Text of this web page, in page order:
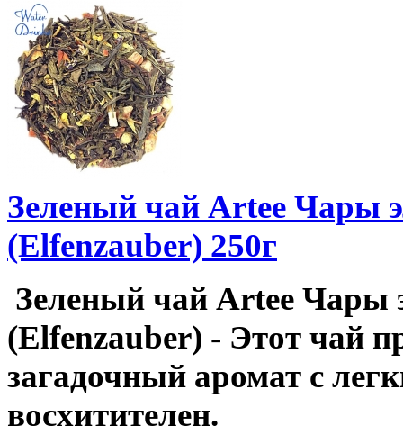
Зеленый чай Artee Чары
(Elfenzauber) 250г
Зеленый чай Artee Чары
(Elfenzauber) - Этот чай
загадочный аромат с
восхитителен.